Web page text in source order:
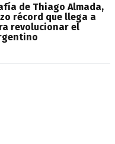
de Thiago Almada,
récord que llega a
revolucionar el